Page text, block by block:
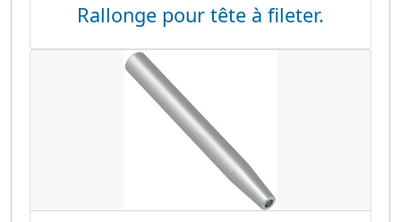
Rallonge pour tête à fileter.